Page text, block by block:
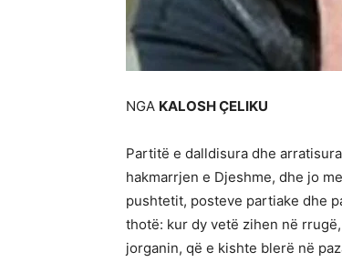
NGA KALOSH ҪELIKU
Partitë e dalldisura dhe
hakmarrjen e Djeshme, dhe jo
pushtetit, posteve partiake dhe
thotë: kur dy vetë zihen në
jorganin, që e kishte blerë në